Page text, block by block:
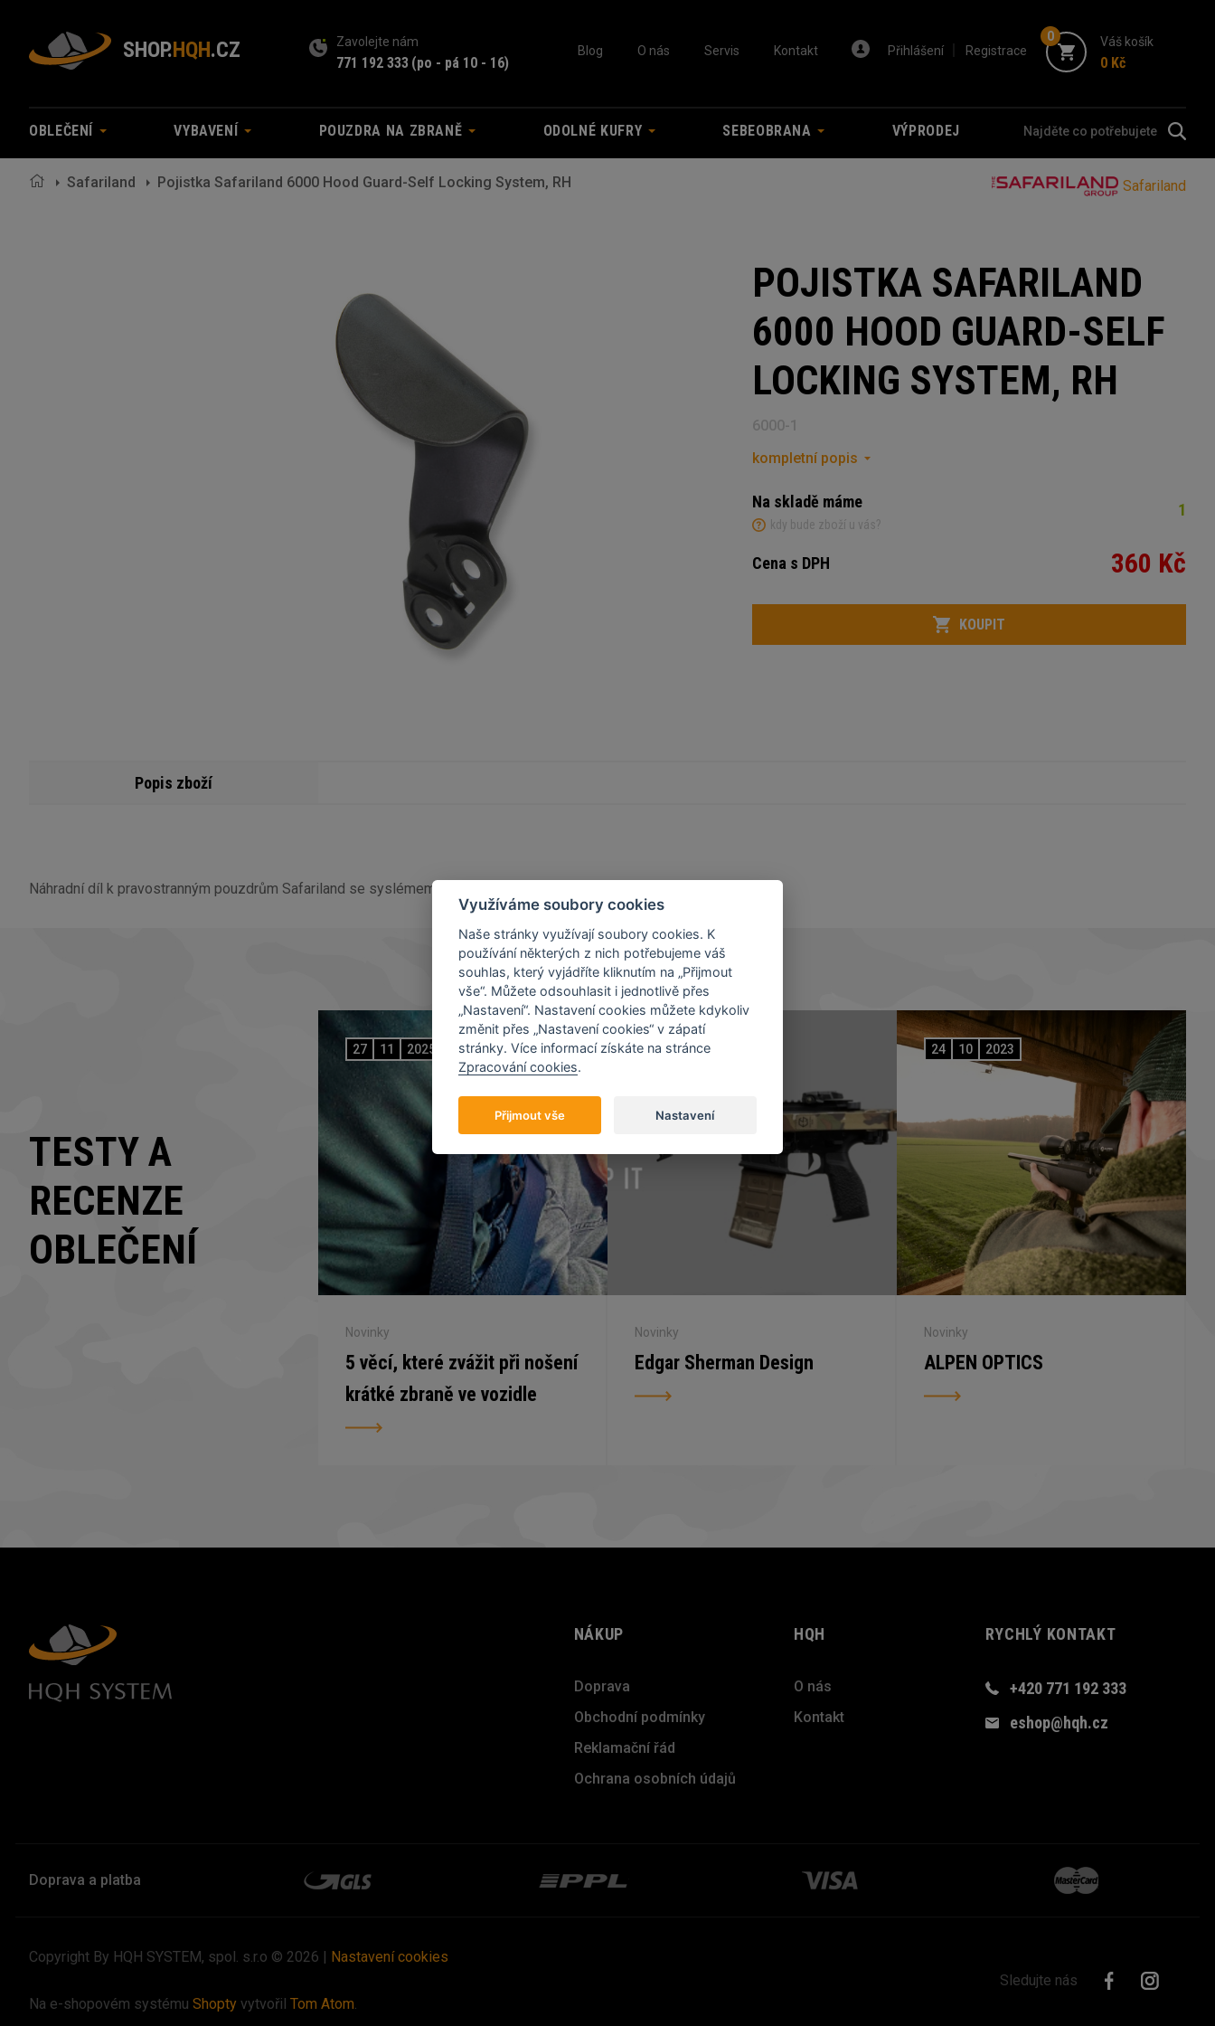
SHOP.HQH.CZ Zavolejte nám
771 192 333 (po - pá 10 - 16)
Blog O nás Servis Kontakt Přihlášení Registrace
0 Váš košík
0 Kč
OBLEČENÍ VYBAVENÍ POUZDRA NA ZBRANĚ ODOLNÉ KUFRY SEBEOBRANA VÝPRODEJ
Safariland Pojistka Safariland 6000 Hood Guard-Self Locking System, RH Safariland
POJISTKA SAFARILAND
6000 HOOD GUARD-SELF
LOCKING SYSTEM, RH
6000-1
kompletní popis
Na skladě máme
kdy bude zboží u vás?
1
Cena s DPH 360 Kč
Počet
KOUPIT
Popis zboží
Náhradní díl k pravostranným pouzdrům Safariland se syslémem SLS
TESTY A
RECENZE
OBLEČENÍ
27 11 2025
Novinky
5 věcí, které zvážit při nošení
krátké zbraně ve vozidle
07 11 2023
Novinky
Edgar Sherman Design
24 10 2023
Novinky
ALPEN OPTICS
NÁKUP
Doprava
Obchodní podmínky
Reklamační řád
Ochrana osobních údajů
HQH
O nás
Kontakt
RYCHLÝ KONTAKT
+420 771 192 333
eshop@hqh.cz
Doprava a platba
Copyright By HQH SYSTEM, spol. s.r.o © 2026 | Nastavení cookies
Na e-shopovém systému Shopty vytvořil Tom Atom.
Sledujte nás
Využíváme soubory cookies
Naše stránky využívají soubory cookies. K
používání některých z nich potřebujeme váš
souhlas, který vyjádříte kliknutím na „Přijmout
vše“. Můžete odsouhlasit i jednotlivě přes
„Nastavení“. Nastavení cookies můžete kdykoliv
změnit přes „Nastavení cookies“ v zápatí
stránky. Více informací získáte na stránce
Zpracování cookies.
Přijmout vše Nastavení